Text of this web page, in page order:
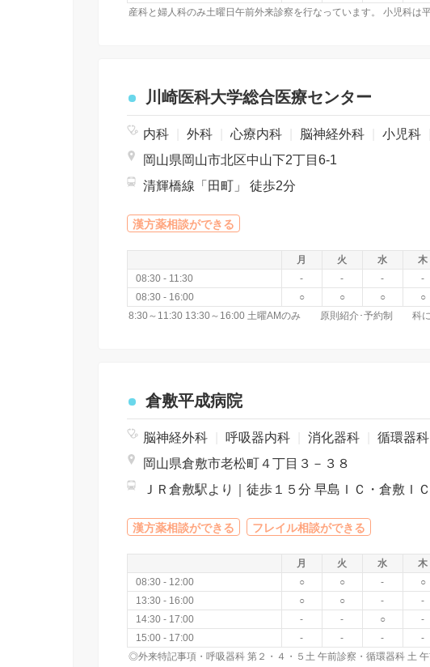
川崎医科大学総合医療センター
内科 外科 心療内科 脳神経外科 小児科
岡山県岡山市北区中山下2丁目6-1
清輝橋線「田町」 徒歩2分
漢方薬相談ができる
月 火 水 木
08:30 - 11:30
- - - -
08:30 - 16:00
○ ○ ○ ○
倉敷平成病院
脳神経外科 呼吸器内科 消化器科 循環器科
岡山県倉敷市老松町４丁目３－３８
漢方薬相談ができる フレイル相談ができる
月 火 水 木
08:30 - 12:00
○ ○ - ○
13:30 - 16:00
○ ○ - -
14:30 - 17:00
- - ○ -
15:00 - 17:00
- - - -